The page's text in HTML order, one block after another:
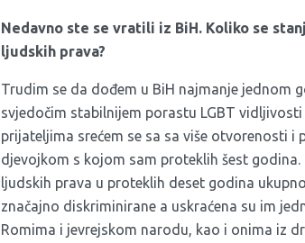
Nedavno ste se vratili iz BiH. Koliko se
ljudskih prava?
Trudim se da dođem u BiH najmanje jednom
svjedočim stabilnijem porastu LGBT
prijateljima srećem se sa sa više otvorenosti
djevojkom s kojom sam proteklih šest
ljudskih prava u proteklih deset godina
značajno diskriminirane a uskraćena su im
Romima i jevrejskom narodu, kao i onima iz